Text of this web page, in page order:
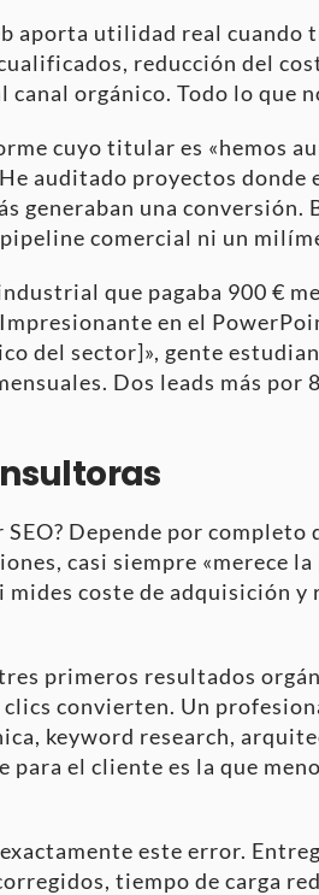
aporta utilidad real cuando
reducción del
orgánico. Todo lo que
cuyo titular es «hemos
auditado proyectos donde
generaban una conversión.
comercial ni un
que pagaba 900 €
en el
del sector]», gente
Dos leads más
Depende por completo
casi siempre «merece
coste de adquisición
primeros resultados
convierten. Un
keyword research,
el cliente es la que
este error.
tiempo de carga